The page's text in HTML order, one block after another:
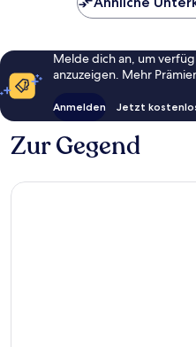
Melde dich an, um
anzuzeigen. Mehr
Anmelden Jetzt
Zur Gegend